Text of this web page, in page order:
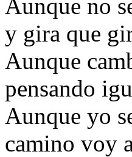
Aunque no
y gira que
Aunque
pensando
Aunque yo
camino voy